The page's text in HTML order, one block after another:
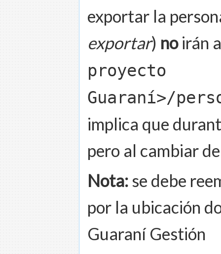
exportar la
exportar) noirán
proyecto
Guaraní>/
implica que
pero al cambiar
Nota:se debe
por la ubicación
Guaraní Gestión